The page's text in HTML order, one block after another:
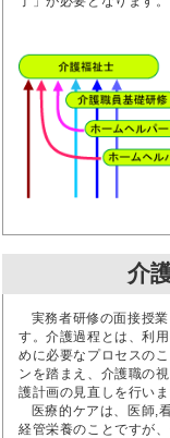
介
実務者研修の面接授
す。介護過程とは、利
めに必要なプロセスの
ンを踏まえ、介護職の
護計画の見直しを行いま
医療的ケアは、医師,
経管栄養のことですが